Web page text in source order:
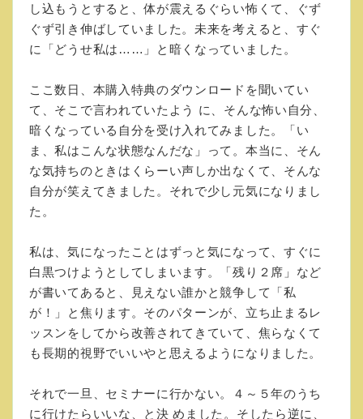
し込もうとすると、体が震えるぐらい怖くて、ぐず
ぐず引き伸ばしていました。未来を考えると、すぐ
に「どうせ私は……」と暗くなっていました。
ここ数日、本購入特典のダウンロードを聞いてい
て、そこで言われていたよう に、そんな怖い自分、
暗くなっている自分を受け入れてみました。「い
ま、私はこんな状態なんだな」って。本当に、そん
な気持ちのときはくらーい声しか出なくて、そんな
自分が笑えてきました。それで少し元気になりまし
た。
私は、気になったことはずっと気になって、すぐに
白黒つけようとしてしまいます。「残り２席」など
が書いてあると、見えない誰かと競争して「私
が！」と焦ります。そのパターンが、立ち止まるレ
ッスンをしてから改善されてきていて、焦らなくて
も長期的視野でいいやと思えるようになりました。
それで一旦、セミナーに行かない。４～５年のうち
に行けたらいいな、と決 めました。そしたら逆に、